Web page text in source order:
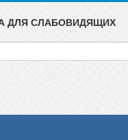
ДЛЯ СЛАБОВИДЯЩИХ